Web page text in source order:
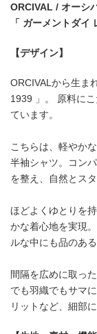
ORCIVAL / オーシ
「 ガーメントダイ
【デザイン】
ORCIVALから生ま
1939 」。 原料に
ています。
こちらは、軽やか
半袖シャツ。コン
を整え、自然とス
ほどよくゆとりを
かな着心地を実現
ルな中にも品のあ
間隔を広めに取っ
でも羽織でもサマ
リットなど、細部